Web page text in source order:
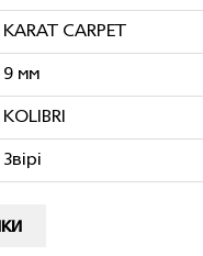
KARAT CARPET
9 мм
KOLIBRI
Звiрi